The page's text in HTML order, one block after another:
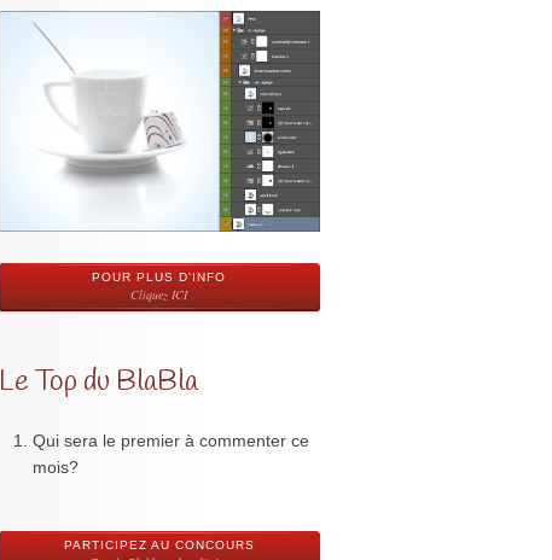
POUR PLUS D'INFO
Cliquez ICI
Le Top du BlaBla
Qui sera le premier à commenter ce
mois?
PARTICIPEZ AU CONCOURS